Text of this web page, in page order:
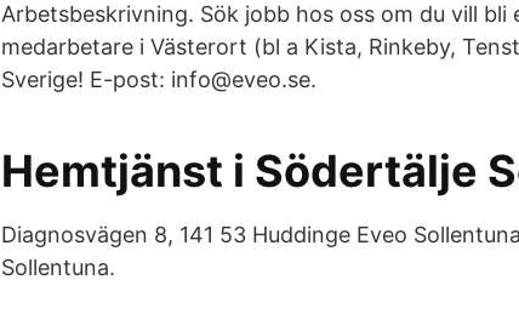
Arbetsbeskrivning. Sök jobb hos oss om du vill
medarbetare i Västerort (bl a Kista, Rinkeby,
Sverige! E-post: info@eveo.se.
Hemtjänst i Södertälje
Diagnosvägen 8, 141 53 Huddinge Eveo
Sollentuna.